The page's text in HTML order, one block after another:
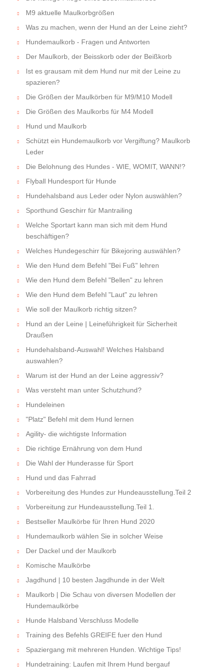
M9 aktuelle Maulkorbgrößen
Was zu machen, wenn der Hund an der Leine zieht?
Hundemaulkorb - Fragen und Antworten
Der Maulkorb, der Beisskorb oder der Beißkorb
Ist es grausam mit dem Hund nur mit der Leine zu
spazieren?
Die Größen der Maulkörben für M9/M10 Modell
Die Größen des Maulkorbs für M4 Modell
Hund und Maulkorb
Schützt ein Hundemaulkorb vor Vergiftung? Maulkorb
Leder
Die Belohnung des Hundes - WIE, WOMIT, WANN!?
Flyball Hundesport für Hunde
Hundehalsband aus Leder oder Nylon auswählen?
Sporthund Geschirr für Mantrailing
Welche Sportart kann man sich mit dem Hund
beschäftigen?
Welches Hundegeschirr für Bikejoring auswählen?
Wie den Hund dem Befehl "Bei Fuß" lehren
Wie den Hund dem Befehl "Bellen" zu lehren
Wie den Hund dem Befehl "Laut" zu lehren
Wie soll der Maulkorb richtig sitzen?
Hund an der Leine | Leineführigkeit für Sicherheit
Draußen
Hundehalsband-Auswahl! Welches Halsband
auswahlen?
Warum ist der Hund an der Leine aggressiv?
Was versteht man unter Schutzhund?
Hundeleinen
"Platz" Befehl mit dem Hund lernen
Agility- die wichtigste Information
Die richtige Ernährung von dem Hund
Die Wahl der Hunderasse für Sport
Hund und das Fahrrad
Vorbereitung des Hundes zur Hundeausstellung.Teil 2
Vorbereitung zur Hundeausstellung.Teil 1.
Bestseller Maulkörbe für Ihren Hund 2020
Hundemaulkorb wählen Sie in solcher Weise
Der Dackel und der Maulkorb
Komische Maulkörbe
Jagdhund | 10 besten Jagdhunde in der Welt
Maulkorb | Die Schau von diversen Modellen der
Hundemaulkörbe
Hunde Halsband Verschluss Modelle
Training des Befehls GREIFE fuer den Hund
Spaziergang mit mehreren Hunden. Wichtige Tips!
Hundetraining: Laufen mit Ihrem Hund bergauf